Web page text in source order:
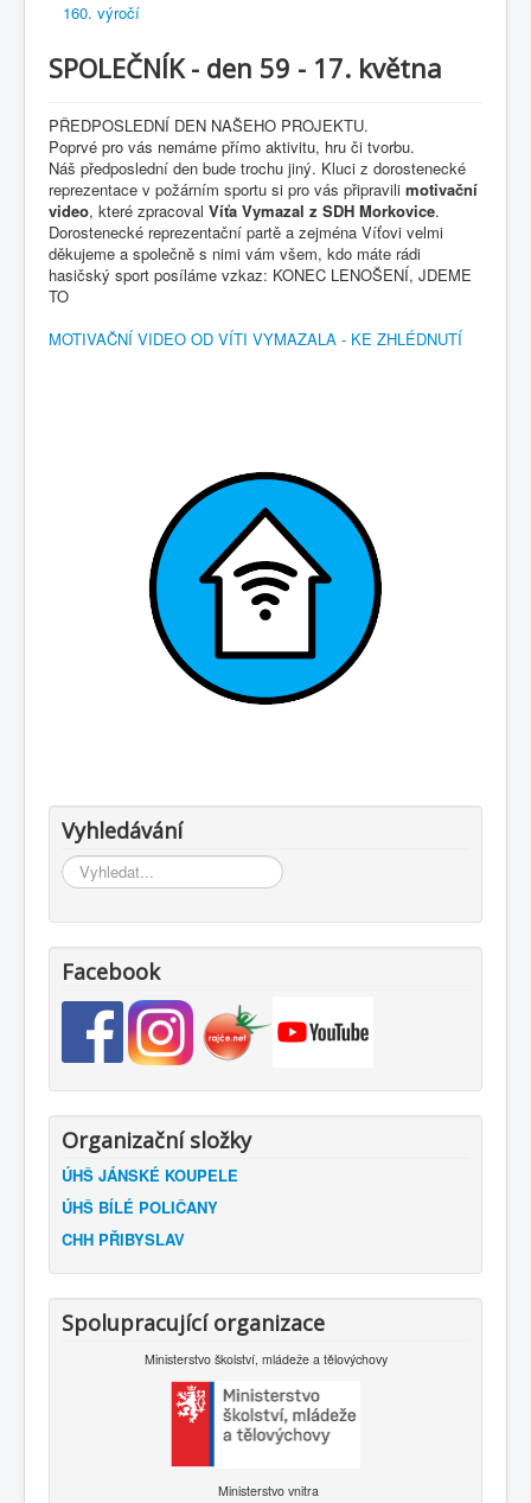
160. výročí
SPOLEČNÍK - den 59 - 17. května
PŘEDPOSLEDNÍ DEN NAŠEHO PROJEKTU.
Poprvé pro vás nemáme přímo aktivitu, hru či tvorbu.
Náš předposlední den bude trochu jiný. Kluci z dorostenecké
reprezentace v požárním sportu si pro vás připravili motivační
video, které zpracoval Víťa Vymazal z SDH Morkovice.
Dorostenecké reprezentační partě a zejména Víťovi velmi
děkujeme a společně s nimi vám všem, kdo máte rádi
hasičský sport posíláme vzkaz: KONEC LENOŠENÍ, JDEME
TO
MOTIVAČNÍ VIDEO OD VÍTI VYMAZALA - KE ZHLÉDNUTÍ
Vyhledávání
Vyhledávání...
Facebook
Organizační složky
ÚHŠ JÁNSKÉ KOUPELE
ÚHŠ BÍLÉ POLIČANY
CHH PŘIBYSLAV
Spolupracující organizace
Ministerstvo školství, mládeže a tělovýchovy
Ministerstvo vnitra